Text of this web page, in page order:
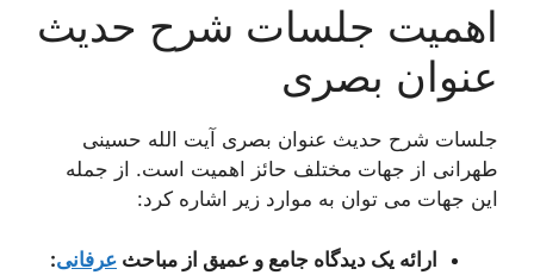
اهمیت جلسات شرح حدیث
عنوان بصری
جلسات شرح حدیث عنوان بصری آیت الله حسینی
طهرانی از جهات مختلف حائز اهمیت است. از جمله
این جهات می توان به موارد زیر اشاره کرد:
ارائه یک دیدگاه جامع و عمیق از مباحث عرفانی: